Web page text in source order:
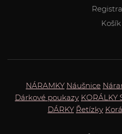
Košík
NÁRAMKY Náušnice
Dárkové poukazy KORÁLKY
DÁRKY Řetízky